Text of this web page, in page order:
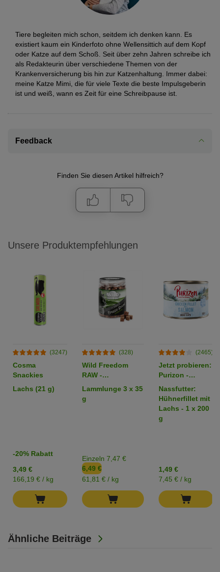
Tiere begleiten mich schon, seitdem ich denken kann. Es
existiert kaum ein Kinderfoto ohne Wellensittich auf dem Kopf
oder Katze auf dem Schoß. Seit über zehn Jahren schreibe ich
als Redakteurin über verschiedene Themen von der
Krankenversicherung bis hin zur Katzenhaltung. Immer dabei:
meine Katze Mimi, die für viele Texte die beste Impulsgeberin
ist und weiß, wann es Zeit für eine Schreibpause ist.
Feedback
Finden Sie diesen Artikel hilfreich?
Ähnliche Beiträge
Unsere Produktempfehlungen
(3247)
Cosma
Snackies
Lachs (21 g)
-20% Rabatt
3,49 €
166,19 € / kg
(328)
Wild Freedom
RAW -
gefriergetrocknete
Lammlunge 3 x 35
g
Einzeln 7,47 €
6,49 €
61,81 € / kg
(2465)
Jetzt probieren:
Purizon -
getreidefrei
Nassfutter:
Hühnerfillet mit
Lachs - 1 x 200
g
1,49 €
7,45 € / kg